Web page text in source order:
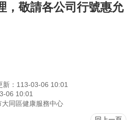
，敬請各公司行號惠允
新：113-03-06 10:01
06 10:01
同區健康服務中心